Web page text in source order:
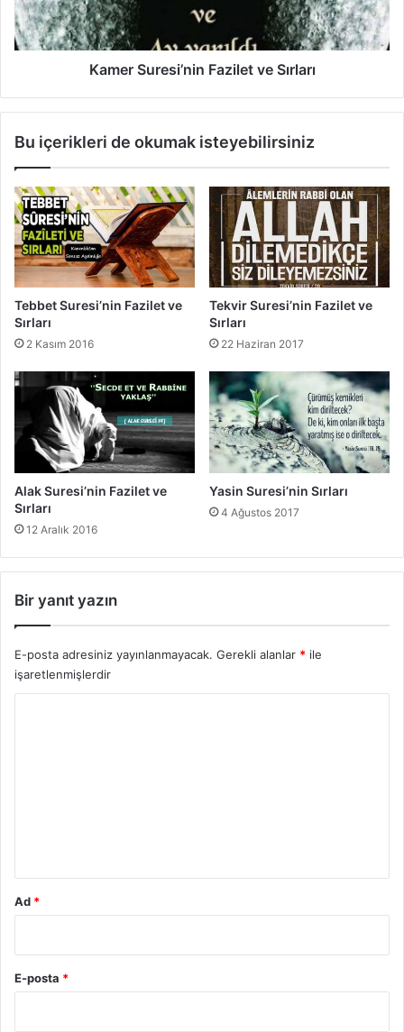
z
i
l
S
l
a
r
ı
u
r
e
a
z
i
l
e
v
e
S
ı
r
a
r
Kamer Suresi’nin Fazilet ve Sırları
Bu içerikleri de okumak isteyebilirsiniz
Tebbet Suresi’nin Fazilet ve
Sırları
2 Kasım 2016
Tekvir Suresi’nin Fazilet ve
Sırları
22 Haziran 2017
Alak Suresi’nin Fazilet ve
Sırları
12 Aralık 2016
Yasin Suresi’nin Sırları
4 Ağustos 2017
Bir yanıt yazın
E-posta adresiniz yayınlanmayacak. Gerekli alanlar * ile
işaretlenmişlerdir
Ad *
E-posta *